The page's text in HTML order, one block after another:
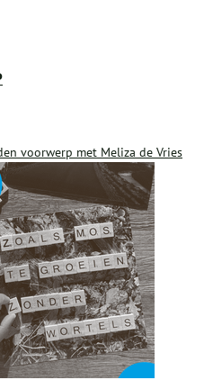
voorwerp met Meliza de Vries